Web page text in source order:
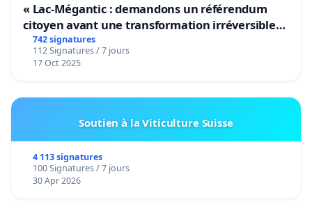
« Lac-Mégantic : demandons un référendum
citoyen avant une transformation irréversible
de notre territoire »
742 signatures
112 Signatures / 7 jours
17 Oct 2025
Soutien à la Viticulture Suisse
4 113 signatures
100 Signatures / 7 jours
30 Apr 2026